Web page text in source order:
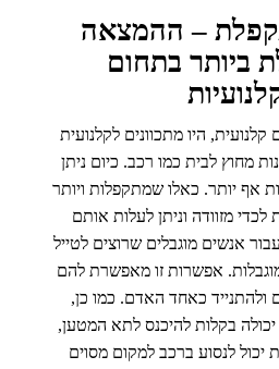
– ההמצאה
ביותר בתחום
היו מתכוונים לקלנועית
מחוץ לבית כמו רכב. כיום ניתן
אף יותר. כאלו שמתקפלות ויותר
מזוודה וניתן לעלות אותם
אנשים מוגבלים שרוצים לטייל
אפשרות זו מאפשרת להם
ולהתנייד כאחד האדם. כמו כן,
בקלות להיכנס לתא המטען,
יכול לנסוע ברכב למקום מסוים